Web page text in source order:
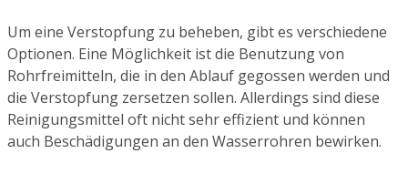
Um eine Verstopfung zu beheben, gibt es verschiedene
Optionen. Eine Möglichkeit ist die Benutzung von
Rohrfreimitteln, die in den Ablauf gegossen werden und
die Verstopfung zersetzen sollen. Allerdings sind diese
Reinigungsmittel oft nicht sehr effizient und können
auch Beschädigungen an den Wasserrohren bewirken.